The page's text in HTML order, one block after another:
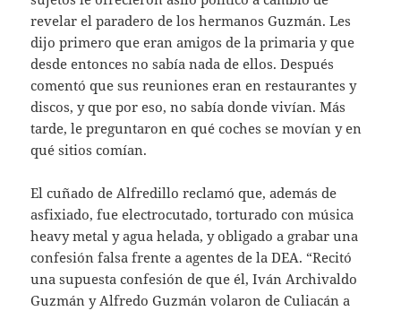
revelar el paradero de los hermanos Guzmán. Les
dijo primero que eran amigos de la primaria y que
desde entonces no sabía nada de ellos. Después
comentó que sus reuniones eran en restaurantes y
discos, y que por eso, no sabía donde vivían. Más
tarde, le preguntaron en qué coches se movían y en
qué sitios comían.
El cuñado de Alfredillo reclamó que, además de
asfixiado, fue electrocutado, torturado con música
heavy metal y agua helada, y obligado a grabar una
confesión falsa frente a agentes de la DEA. “Recitó
una supuesta confesión de que él, Iván Archivaldo
Guzmán y Alfredo Guzmán volaron de Culiacán a